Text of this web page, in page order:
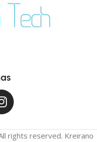
rights reserved. Kreirano